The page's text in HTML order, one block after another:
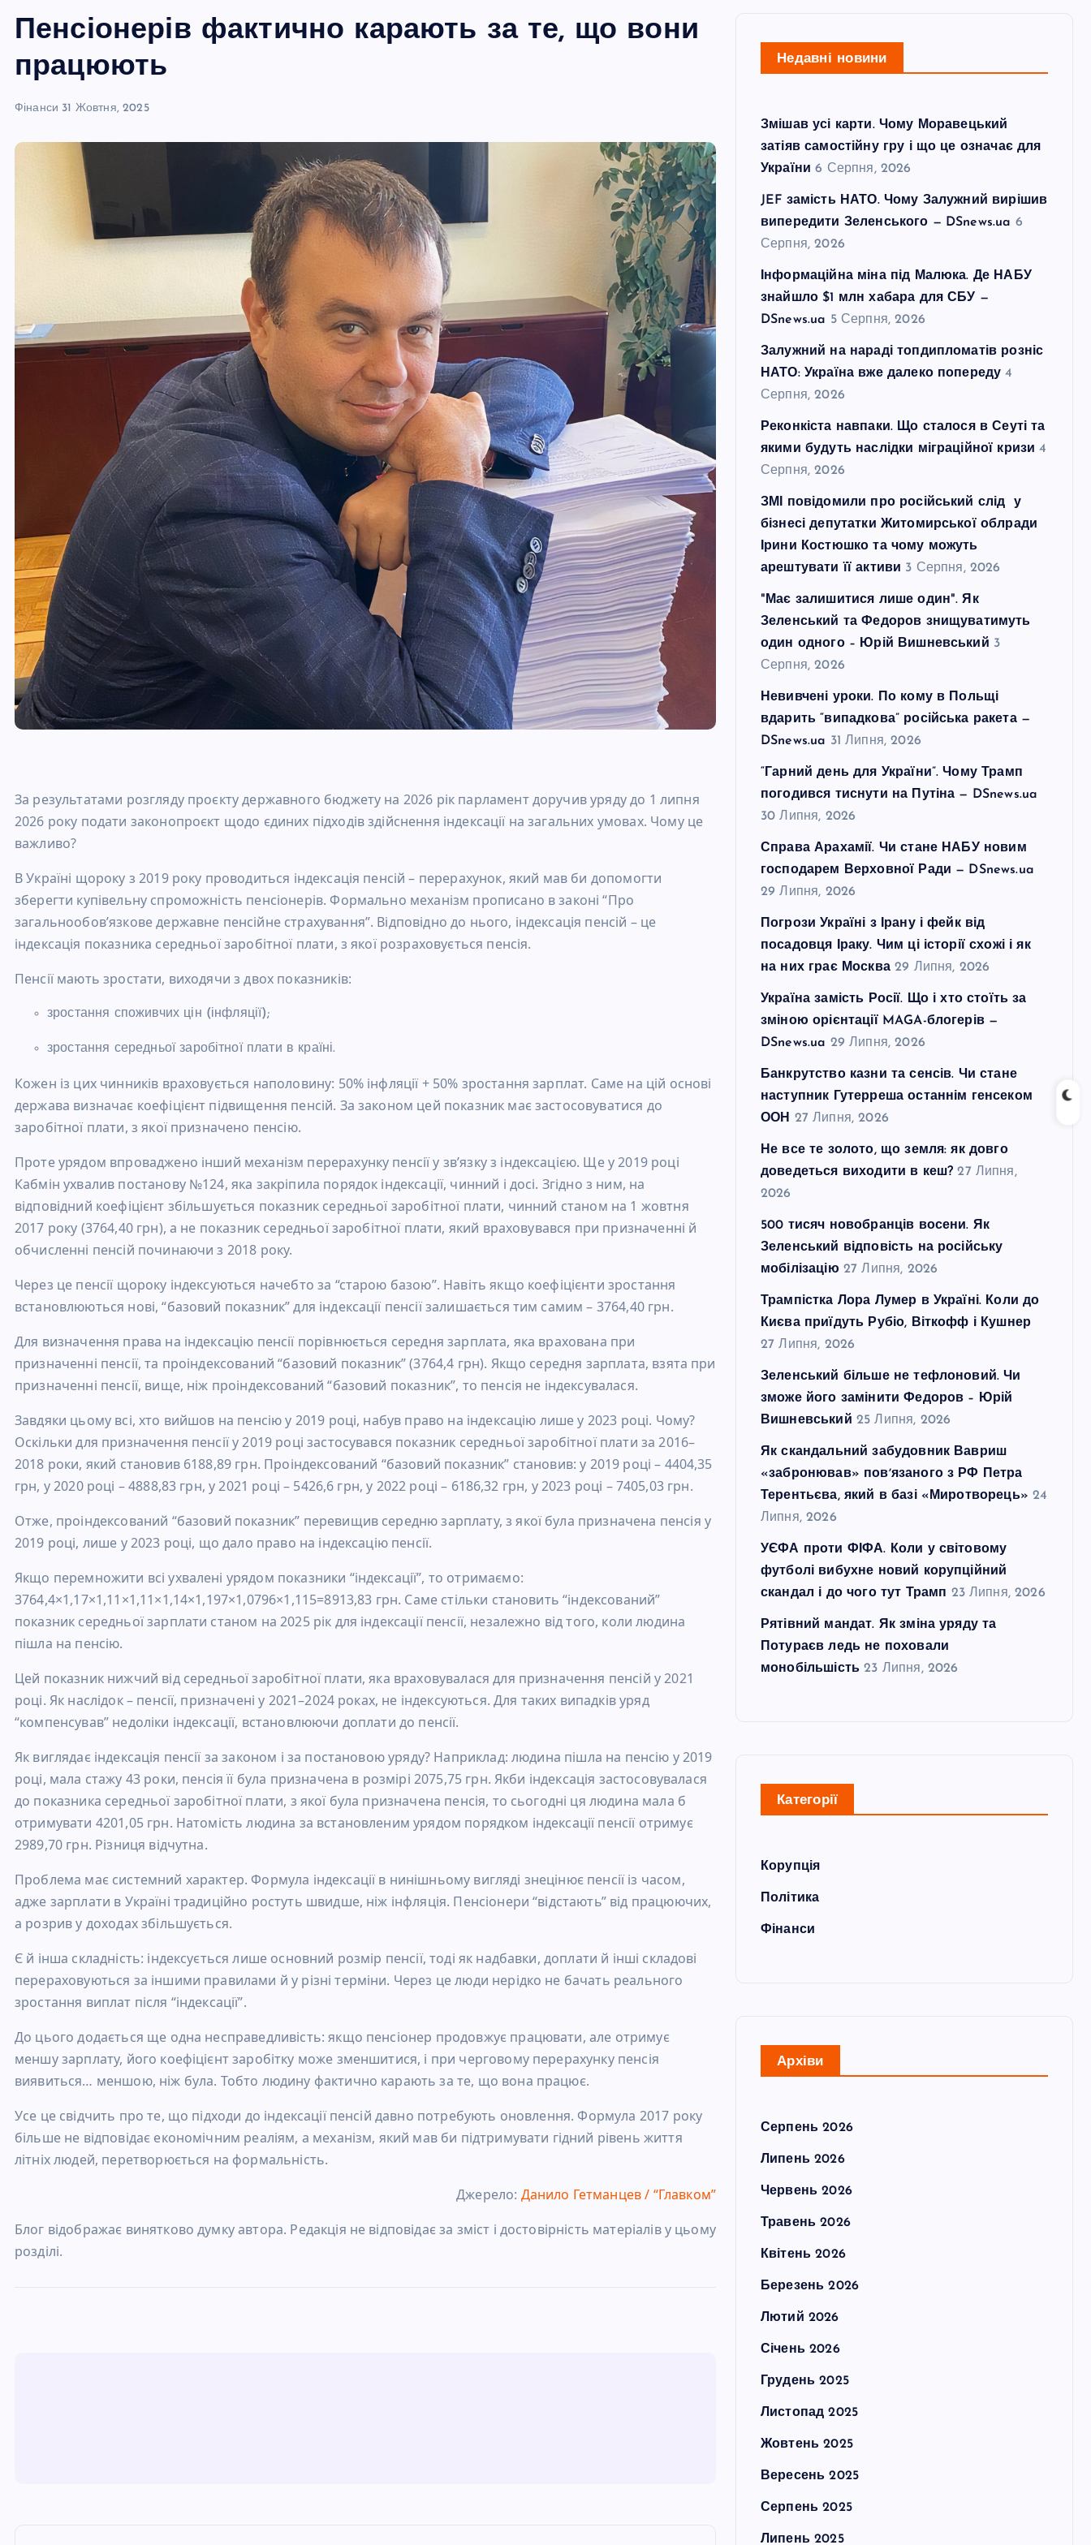
Пенсіонерів фактично карають за те, що вони
працюють
Фінанси 31 Жовтня, 2025
За результатами розгляду проєкту державного бюджету на 2026 рік парламент доручив уряду до 1 липня
2026 року подати законопроєкт щодо єдиних підходів здійснення індексації на загальних умовах. Чому це
важливо?
В Україні щороку з 2019 року проводиться індексація пенсій – перерахунок, який мав би допомогти
зберегти купівельну спроможність пенсіонерів. Формально механізм прописано в законі “Про
загальнообов’язкове державне пенсійне страхування”. Відповідно до нього, індексація пенсій – це
індексація показника середньої заробітної плати, з якої розраховується пенсія.
Пенсії мають зростати, виходячи з двох показників:
зростання споживчих цін (інфляції);
зростання середньої заробітної плати в країні.
Кожен із цих чинників враховується наполовину: 50% інфляції + 50% зростання зарплат. Саме на цій основі
держава визначає коефіцієнт підвищення пенсій. За законом цей показник має застосовуватися до
заробітної плати, з якої призначено пенсію.
Проте урядом впроваджено інший механізм перерахунку пенсії у зв’язку з індексацією. Ще у 2019 році
Кабмін ухвалив постанову №124, яка закріпила порядок індексації, чинний і досі. Згідно з ним, на
відповідний коефіцієнт збільшується показник середньої заробітної плати, чинний станом на 1 жовтня
2017 року (3764,40 грн), а не показник середньої заробітної плати, який враховувався при призначенні й
обчисленні пенсій починаючи з 2018 року.
Через це пенсії щороку індексуються начебто за “старою базою”. Навіть якщо коефіцієнти зростання
встановлюються нові, “базовий показник” для індексації пенсії залишається тим самим – 3764,40 грн.
Для визначення права на індексацію пенсії порівнюється середня зарплата, яка врахована при
призначенні пенсії, та проіндексований “базовий показник” (3764,4 грн). Якщо середня зарплата, взята при
призначенні пенсії, вище, ніж проіндексований “базовий показник”, то пенсія не індексувалася.
Завдяки цьому всі, хто вийшов на пенсію у 2019 році, набув право на індексацію лише у 2023 році. Чому?
Оскільки для призначення пенсії у 2019 році застосувався показник середньої заробітної плати за 2016–
2018 роки, який становив 6188,89 грн. Проіндексований “базовий показник” становив: у 2019 році – 4404,35
грн, у 2020 році – 4888,83 грн, у 2021 році – 5426,6 грн, у 2022 році – 6186,32 грн, у 2023 році – 7405,03 грн.
Отже, проіндексований “базовий показник” перевищив середню зарплату, з якої була призначена пенсія у
2019 році, лише у 2023 році, що дало право на індексацію пенсії.
Якщо перемножити всі ухвалені урядом показники “індексації”, то отримаємо:
3764,4×1,17×1,11×1,11×1,14×1,197×1,0796×1,115=8913,83 грн. Саме стільки становить “індексований”
показник середньої зарплати станом на 2025 рік для індексації пенсії, незалежно від того, коли людина
пішла на пенсію.
Цей показник нижчий від середньої заробітної плати, яка враховувалася для призначення пенсій у 2021
році. Як наслідок – пенсії, призначені у 2021–2024 роках, не індексуються. Для таких випадків уряд
“компенсував” недоліки індексації, встановлюючи доплати до пенсії.
Як виглядає індексація пенсії за законом і за постановою уряду? Наприклад: людина пішла на пенсію у 2019
році, мала стажу 43 роки, пенсія її була призначена в розмірі 2075,75 грн. Якби індексація застосовувалася
до показника середньої заробітної плати, з якої була призначена пенсія, то сьогодні ця людина мала б
отримувати 4201,05 грн. Натомість людина за встановленим урядом порядком індексації пенсії отримує
2989,70 грн. Різниця відчутна.
Проблема має системний характер. Формула індексації в нинішньому вигляді знецінює пенсії із часом,
адже зарплати в Україні традиційно ростуть швидше, ніж інфляція. Пенсіонери “відстають” від працюючих,
а розрив у доходах збільшується.
Є й інша складність: індексується лише основний розмір пенсії, тоді як надбавки, доплати й інші складові
перераховуються за іншими правилами й у різні терміни. Через це люди нерідко не бачать реального
зростання виплат після “індексації”.
До цього додається ще одна несправедливість: якщо пенсіонер продовжує працювати, але отримує
меншу зарплату, його коефіцієнт заробітку може зменшитися, і при черговому перерахунку пенсія
виявиться… меншою, ніж була. Тобто людину фактично карають за те, що вона працює.
Усе це свідчить про те, що підходи до індексації пенсій давно потребують оновлення. Формула 2017 року
більше не відповідає економічним реаліям, а механізм, який мав би підтримувати гідний рівень життя
літніх людей, перетворюється на формальність.
Джерело: Данило Гетманцев / “Главком”
Блог відображає винятково думку автора. Редакція не відповідає за зміст і достовірність матеріалів у цьому
розділі.
Недавні новини
Змішав усі карти. Чому Моравецький
затіяв самостійну гру і що це означає для
України 6 Серпня, 2026
JEF замість НАТО. Чому Залужний вирішив
випередити Зеленського — DSnews.ua 6
Серпня, 2026
Інформаційна міна під Малюка. Де НАБУ
знайшло $1 млн хабара для СБУ —
DSnews.ua 5 Серпня, 2026
Залужний на нараді топдипломатів розніс
НАТО: Україна вже далеко попереду 4
Серпня, 2026
Реконкіста навпаки. Що сталося в Сеуті та
якими будуть наслідки міграційної кризи 4
Серпня, 2026
ЗМІ повідомили про російський слід у
бізнесі депутатки Житомирської облради
Ірини Костюшко та чому можуть
арештувати її активи 3 Серпня, 2026
"Має залишитися лише один". Як
Зеленський та Федоров знищуватимуть
один одного – Юрій Вишневський 3
Серпня, 2026
Невивчені уроки. По кому в Польщі
вдарить “випадкова” російська ракета —
DSnews.ua 31 Липня, 2026
“Гарний день для України”. Чому Трамп
погодився тиснути на Путіна — DSnews.ua
30 Липня, 2026
Справа Арахамії. Чи стане НАБУ новим
господарем Верховної Ради — DSnews.ua
29 Липня, 2026
Погрози Україні з Ірану і фейк від
посадовця Іраку. Чим ці історії схожі і як
на них грає Москва 29 Липня, 2026
Україна замість Росії. Що і хто стоїть за
зміною орієнтації MAGA-блогерів —
DSnews.ua 29 Липня, 2026
Банкрутство казни та сенсів. Чи стане
наступник Гутерреша останнім генсеком
ООН 27 Липня, 2026
Не все те золото, що земля: як довго
доведеться виходити в кеш? 27 Липня,
2026
500 тисяч новобранців восени. Як
Зеленський відповість на російську
мобілізацію 27 Липня, 2026
Трампістка Лора Лумер в Україні. Коли до
Києва приїдуть Рубіо, Віткофф і Кушнер
27 Липня, 2026
Зеленський більше не тефлоновий. Чи
зможе його замінити Федоров – Юрій
Вишневський 25 Липня, 2026
Як скандальний забудовник Вавриш
«забронював» повʼязаного з РФ Петра
Терентьєва, який в базі «Миротворець» 24
Липня, 2026
УЄФА проти ФІФА. Коли у світовому
футболі вибухне новий корупційний
скандал і до чого тут Трамп 23 Липня, 2026
Рятівний мандат. Як зміна уряду та
Потураєв ледь не поховали
монобільшість 23 Липня, 2026
Категорії
Корупція
Політика
Фінанси
Архіви
Серпень 2026
Липень 2026
Червень 2026
Травень 2026
Квітень 2026
Березень 2026
Лютий 2026
Січень 2026
Грудень 2025
Листопад 2025
Жовтень 2025
Вересень 2025
Серпень 2025
Липень 2025